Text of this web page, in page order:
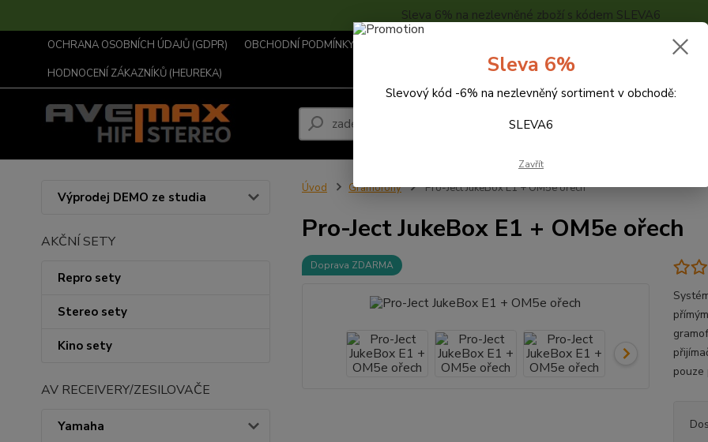
Sleva 6% na nezlevněné zboží s kódem SLEVA6
OCHRANA OSOBNÍCH ÚDAJŮ (GDPR) OBCHODNÍ PODMÍNKY ...
HODNOCENÍ ZÁKAZNÍKŮ (HEUREKA)
Hledat
Výprodej DEMO ze studia
AKČNÍ SETY
Repro sety
Stereo sety
Kino sety
AV RECEIVERY/ZESILOVAČE
Yamaha
Úvod Gramofony Pro-Ject JukeBox E1 + OM5e ořech
Pro-Ject JukeBox E1 + OM5e ořech
Doprava ZDARMA
Sleva 6%
Slevový kód -6% na nezlevněný sortiment v obchodě:
SLEVA6
Zavřít